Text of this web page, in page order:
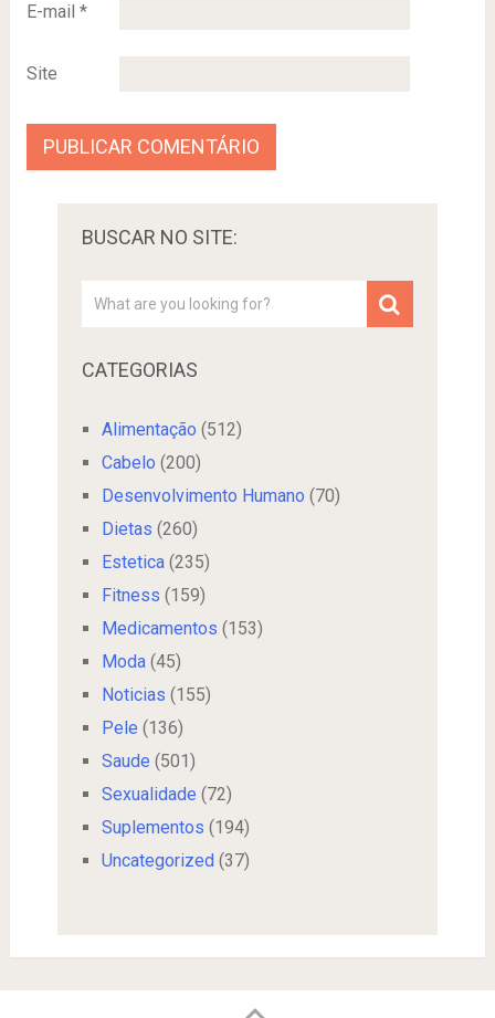
E-mail *
Site
BUSCAR NO SITE:
CATEGORIAS
Alimentação (512)
Cabelo (200)
Desenvolvimento Humano (70)
Dietas (260)
Estetica(235)
Fitness (159)
Medicamentos (153)
Moda(45)
Noticias (155)
Pele (136)
Saude (501)
Sexualidade (72)
Suplementos (194)
Uncategorized (37)